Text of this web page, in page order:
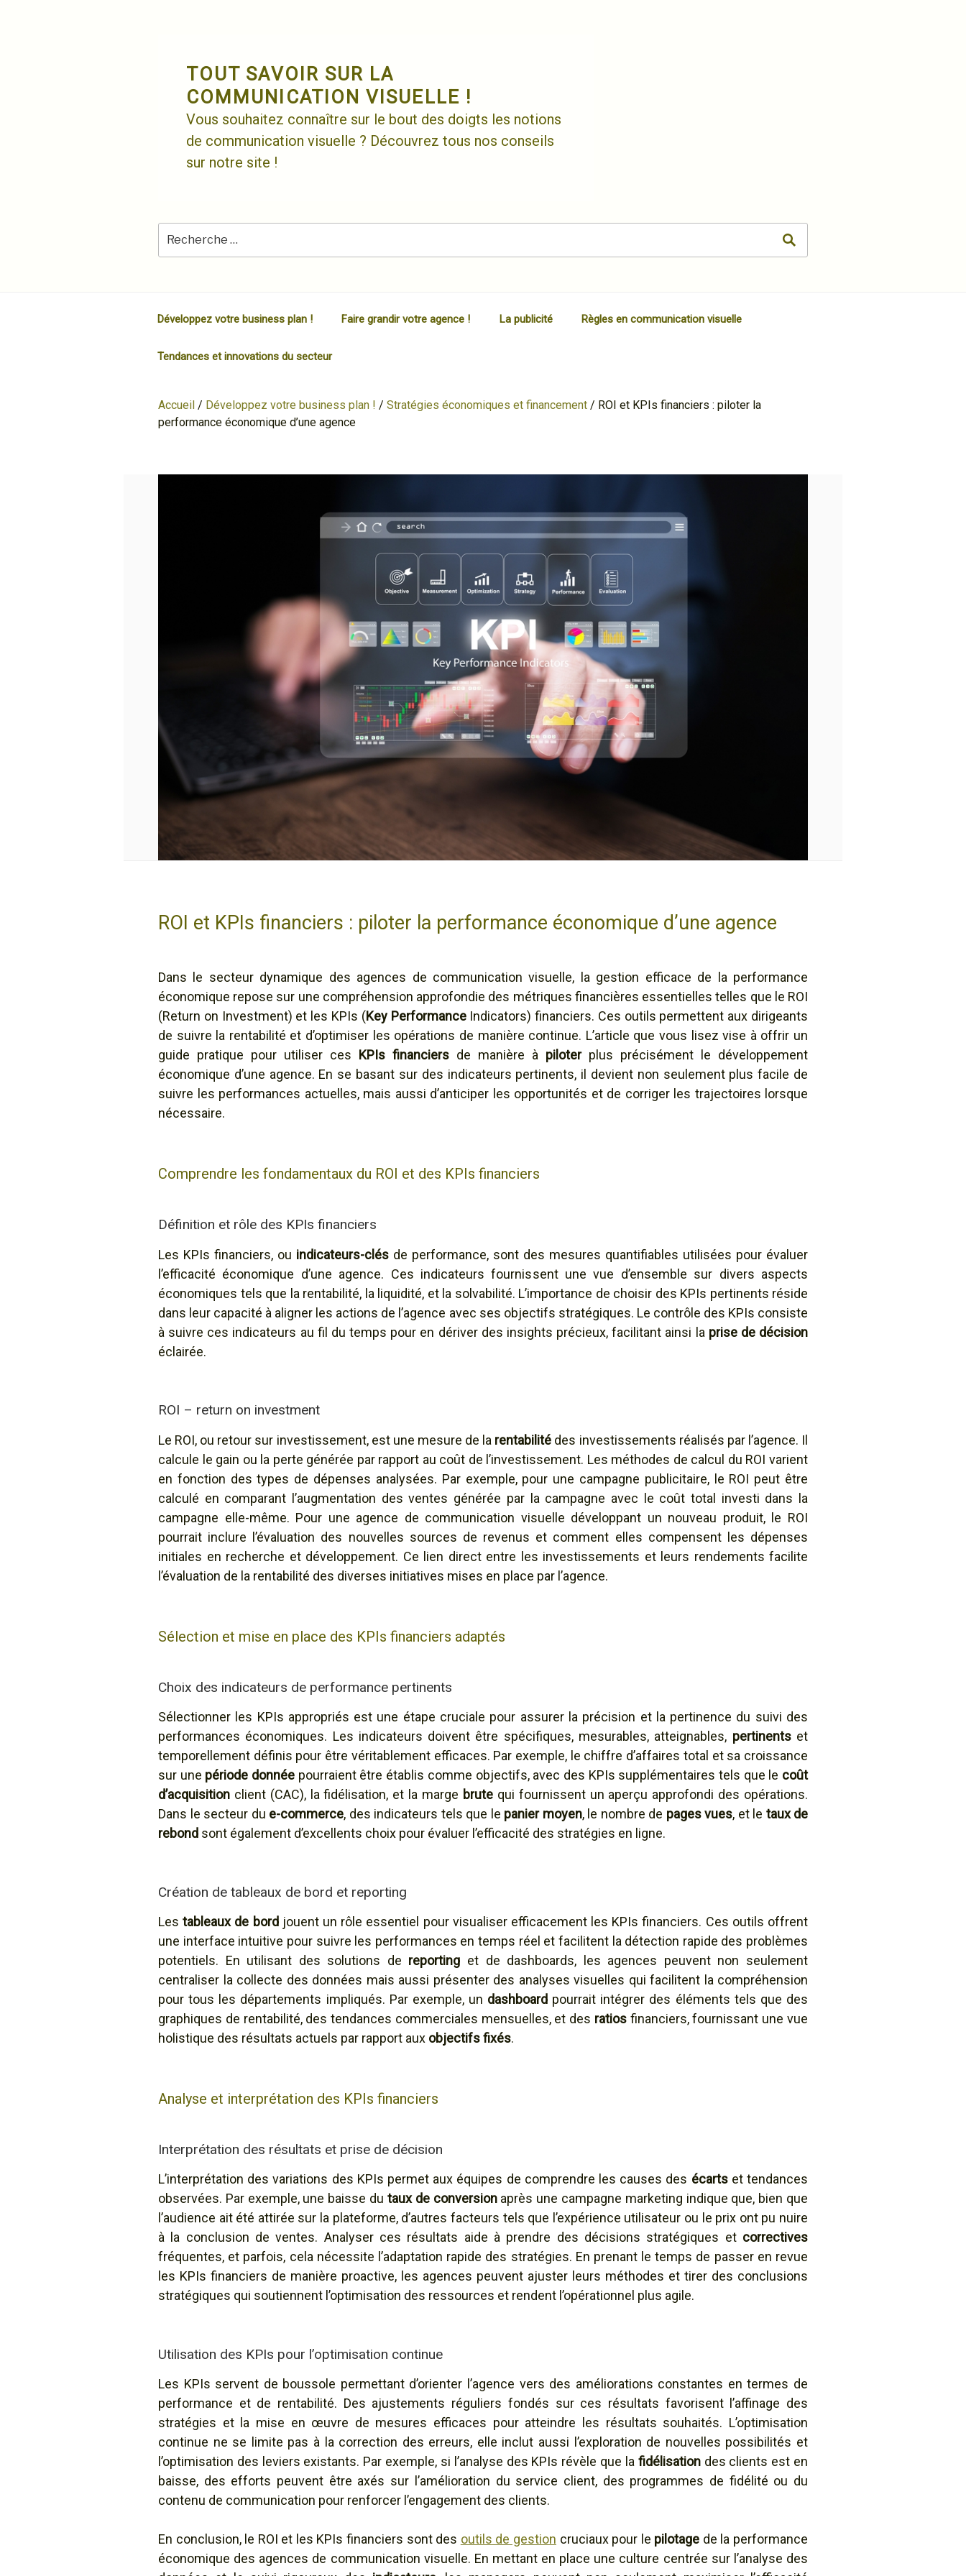
TOUT SAVOIR SUR LA
COMMUNICATION VISUELLE !
Vous souhaitez connaître sur le bout des doigts les notions
de communication visuelle ? Découvrez tous nos conseils
sur notre site !
Développez votre business plan ! Faire grandir votre agence ! La publicité Règles en communication visuelle
Tendances et innovations du secteur
Accueil / Développez votre business plan ! / Stratégies économiques et financement / ROI et KPIs financiers : piloter la
performance économique d’une agence
ROI et KPIs financiers : piloter la performance économique d’une agence
Dans le secteur dynamique des agences de communication visuelle, la gestion efficace de la performance
économique repose sur une compréhension approfondie des métriques financières essentielles telles que le ROI
(Return on Investment) et les KPIs (Key PerformanceIndicators) financiers. Ces outils permettent aux dirigeants
de suivre la rentabilité et d’optimiser les opérations de manière continue. L’article que vous lisez vise à offrir un
guide pratique pour utiliser ces KPIs financiers de manière à piloterplus précisément le développement
économique d’une agence. En se basant sur des indicateurs pertinents, il devient non seulement plus facile de
suivre les performances actuelles, mais aussi d’anticiper les opportunités et de corriger les trajectoires lorsque
nécessaire.
Comprendre les fondamentaux du ROI et des KPIs financiers
Définition et rôle des KPIs financiers
Les KPIs financiers, ou indicateurs-clés de performance, sont des mesures quantifiables utilisées pour évaluer
l’efficacité économique d’une agence. Ces indicateurs fournissent une vue d’ensemble sur divers aspects
économiques tels que la rentabilité, la liquidité, et la solvabilité. L’importance de choisir des KPIs pertinents réside
dans leur capacité à aligner les actions de l’agence avec ses objectifs stratégiques. Le contrôle des KPIs consiste
à suivre ces indicateurs au fil du temps pour en dériver des insights précieux, facilitant ainsi la prise de décision
éclairée.
ROI – return on investment
Le ROI, ou retour sur investissement, est une mesure de la rentabilité des investissements réalisés par l’agence. Il
calcule le gain ou la perte générée par rapport au coût de l’investissement. Les méthodes de calcul du ROI varient
en fonction des types de dépenses analysées. Par exemple, pour une campagne publicitaire, le ROI peut être
calculé en comparant l’augmentation des ventes générée par la campagne avec le coût total investi dans la
campagne elle-même. Pour une agence de communication visuelle développant un nouveau produit, le ROI
pourrait inclure l’évaluation des nouvelles sources de revenus et comment elles compensent les dépenses
initiales en recherche et développement. Ce lien direct entre les investissements et leurs rendements facilite
l’évaluation de la rentabilité des diverses initiatives mises en place par l’agence.
Sélection et mise en place des KPIs financiers adaptés
Choix des indicateurs de performance pertinents
Sélectionner les KPIs appropriés est une étape cruciale pour assurer la précision et la pertinence du suivi des
performances économiques. Les indicateurs doivent être spécifiques, mesurables, atteignables, pertinentset
temporellement définis pour être véritablement efficaces. Par exemple, le chiffre d’affaires total et sa croissance
sur une période donnée pourraient être établis comme objectifs, avec des KPIs supplémentaires tels que le coût
d’acquisition client (CAC), la fidélisation, et la marge brutequi fournissent un aperçu approfondi des opérations.
Dans le secteur du e-commerce, des indicateurs tels que le panier moyen, le nombre de pages vues, et le taux de
rebond sont également d’excellents choix pour évaluer l’efficacité des stratégies en ligne.
Création de tableaux de bord et reporting
Lestableaux de bordjouent un rôle essentiel pour visualiser efficacement les KPIs financiers. Ces outils offrent
une interface intuitive pour suivre les performances en temps réel et facilitent la détection rapide des problèmes
potentiels. En utilisant des solutions de reporting et de dashboards, les agences peuvent non seulement
centraliser la collecte des données mais aussi présenter des analyses visuelles qui facilitent la compréhension
pour tous les départements impliqués. Par exemple, un dashboard pourrait intégrer des éléments tels que des
graphiques de rentabilité, des tendances commerciales mensuelles, et des ratiosfinanciers, fournissant une vue
holistique des résultats actuels par rapport aux objectifs fixés.
Analyse et interprétation des KPIs financiers
Interprétation des résultats et prise de décision
L’interprétation des variations des KPIs permet aux équipes de comprendre les causes des écartset tendances
observées. Par exemple, une baisse du taux de conversionaprès une campagne marketing indique que, bien que
l’audience ait été attirée sur la plateforme, d’autres facteurs tels que l’expérience utilisateur ou le prix ont pu nuire
à la conclusion de ventes. Analyser ces résultats aide à prendre des décisions stratégiques et correctives
fréquentes, et parfois, cela nécessite l’adaptation rapide des stratégies. En prenant le temps de passer en revue
les KPIs financiers de manière proactive, les agences peuvent ajuster leurs méthodes et tirer des conclusions
stratégiques qui soutiennent l’optimisation des ressources et rendent l’opérationnel plus agile.
Utilisation des KPIs pour l’optimisation continue
Les KPIs servent de boussole permettant d’orienter l’agence vers des améliorations constantes en termes de
performance et de rentabilité. Des ajustements réguliers fondés sur ces résultats favorisent l’affinage des
stratégies et la mise en œuvre de mesures efficaces pour atteindre les résultats souhaités. L’optimisation
continue ne se limite pas à la correction des erreurs, elle inclut aussi l’exploration de nouvelles possibilités et
l’optimisation des leviers existants. Par exemple, si l’analyse des KPIs révèle que la fidélisationdes clients est en
baisse, des efforts peuvent être axés sur l’amélioration du service client, des programmes de fidélité ou du
contenu de communication pour renforcer l’engagement des clients.
En conclusion, le ROI et les KPIs financiers sont des outils de gestion cruciaux pour le pilotage de la performance
économique des agences de communication visuelle. En mettant en place une culture centrée sur l’analyse des